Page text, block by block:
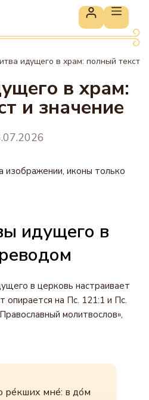
идущего в храм: полный текст
в храм:
и значение
изображении, иконы только
идущего в
в церковь настраивает
опирается на Пс. 121:1 и Пс.
молитвослов»,
ре́кших мне́: в до́м